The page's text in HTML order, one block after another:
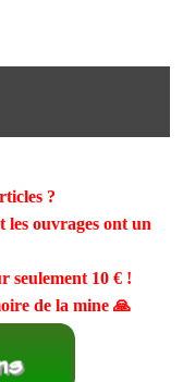
?
les ouvrages ont un
seulement 10 €!
de la mine 🙏